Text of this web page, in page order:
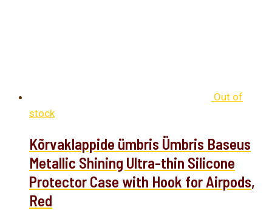
Out of
stock
Kõrvaklappide ümbris Ümbris Baseus
Metallic Shining Ultra-thin Silicone
Protector Case with Hook for Airpods,
Red